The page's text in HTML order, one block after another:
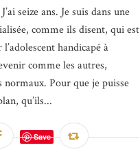
seize ans. Je suis dans une
comme ils disent, qui est
handicapé à
comme les autres,
normaux. Pour que je puisse
qu’ils...
Save